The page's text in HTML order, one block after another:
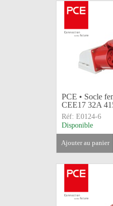
PCE • Socle
CEE17 32A
Réf: E0124-6
Disponible
ajouter au panier